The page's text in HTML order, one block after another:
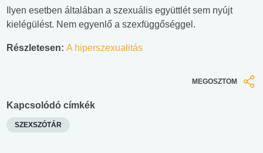
Ilyen esetben általában a szexuális együttlét sem nyújt
kielégülést. Nem egyenlő a szexfüggőséggel.
Részletesen: A hiperszexualitás
MEGOSZTOM
Kapcsolódó címkék
SZEXSZÓTÁR